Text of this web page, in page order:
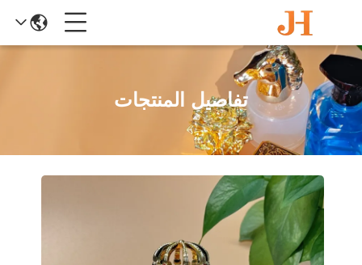
تفاصيل المنتجات